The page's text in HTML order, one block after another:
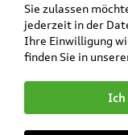
Original
Aero
Sie zulassen
jederzeit in der
Ihre Einwilligung
finden Sie in
Ich